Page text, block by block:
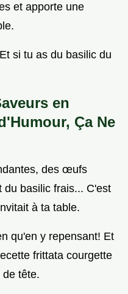
et apporte une
si tu as du basilic du
en
Ça Ne
des œufs
du basilic frais... C'est
à ta table.
qu'en y repensant! Et
frittata courgette
tête.